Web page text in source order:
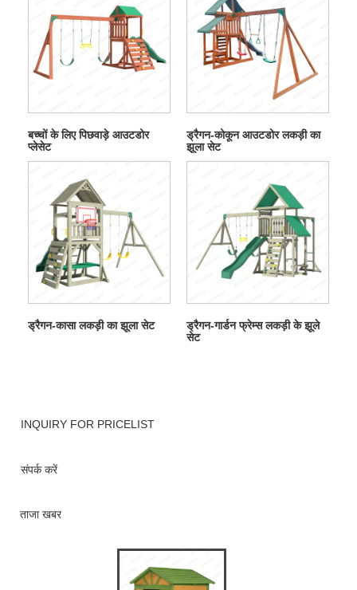
बच्चों के लिए पिछवाड़े आउटडोर
प्लेसेट
ड्रैगन-कोकून आउटडोर लकड़ी का
झूला सेट
ड्रैगन-कासा लकड़ी का झूला सेट
ड्रैगन-गार्डन फ्रेम्स लकड़ी के झूले
सेट
INQUIRY FOR PRICELIST
संपर्क करें
ताजा खबर